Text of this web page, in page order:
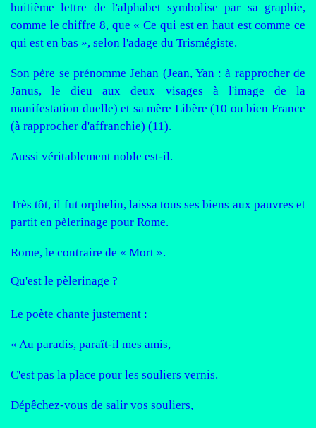
huitième lettre de l'alphabet symbolise par sa graphie,
comme le chiffre 8, que « Ce qui est en haut est comme ce
qui est en bas », selon l'adage du Trismégiste.
Son père se prénomme Jehan (Jean, Yan : à rapprocher de
Janus, le dieu aux deux visages à l'image de la
manifestation duelle) et sa mère Libère (10 ou bien France
(à rapprocher d'affranchie) (11).
Aussi véritablement noble est-il.
Très tôt, il fut orphelin, laissa tous ses biens aux pauvres et
partit en pèlerinage pour Rome.
Rome, le contraire de « Mort ».
Qu'est le pèlerinage ?
Le poète chante justement :
« Au paradis, paraît-il mes amis,
C'est pas la place pour les souliers vernis.
Dépêchez-vous de salir vos souliers,